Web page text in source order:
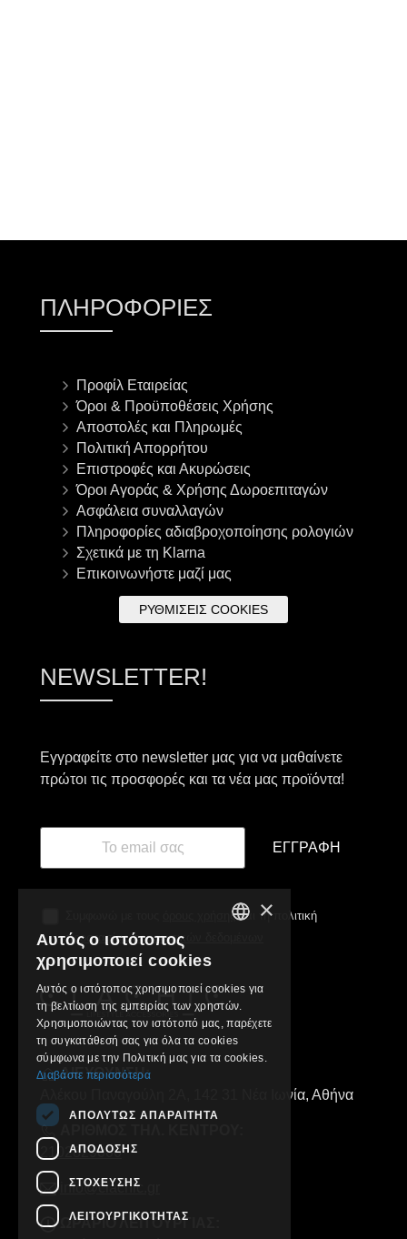
ΠΛΗΡΟΦΟΡΊΕΣ
Προφίλ Εταιρείας
Όροι & Προϋποθέσεις Χρήσης
Αποστολές και Πληρωμές
Πολιτική Απορρήτου
Επιστροφές και Ακυρώσεις
Όροι Αγοράς & Χρήσης Δωροεπιταγών
Ασφάλεια συναλλαγών
Πληροφορίες αδιαβροχοποίησης ρολογιών
Σχετικά με τη Klarna
Επικοινωνήστε μαζί μας
ΡΥΘΜΊΣΕΙΣ COOKIES
NEWSLETTER!
Εγγραφείτε στο newsletter μας για να μαθαίνετε
πρώτοι τις προσφορές και τα νέα μας προϊόντα!
ΕΓΓΡΑΦΉ
όρους χρήσηςκαι τη πολιτική
προστασίας προσωπικών δεδομένων
ΔΙΕΥΘΥΝΣΗ:
Αλέκου Παναγούλη 2Α, 142 31 Νέα Ιωνία, Αθήνα
2102829000
info@clachic.gr
ΩΡΑΡΙΟ ΛΕΙΤΟΥΡΓΙΑΣ:
×
Αυτός ο ιστότοπος
χρησιμοποιεί cookies
Αυτός ο ιστότοπος χρησιμοποιεί cookies για
τη βελτίωση της εμπειρίας των χρηστών.
Χρησιμοποιώντας τον ιστότοπό μας, παρέχετε
τη συγκατάθεσή σας για όλα τα cookies
σύμφωνα με την Πολιτική μας για τα cookies.
Διαβάστε περισσότερα
ΑΠΟΛΎΤΩΣ ΑΠΑΡΑΊΤΗΤΑ
ΑΠΌΔΟΣΗΣ
ΣΤΌΧΕΥΣΗΣ
ΛΕΙΤΟΥΡΓΙΚΌΤΗΤΑΣ